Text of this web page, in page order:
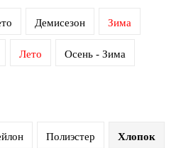
Демисезон Зима
Лето Осень - Зима
Полиэстер Хлопок